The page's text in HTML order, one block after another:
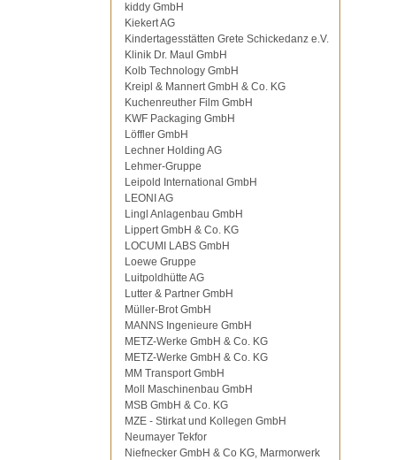
kiddy GmbH
Kiekert AG
Kindertagesstätten Grete Schickedanz e.V.
Klinik Dr. Maul GmbH
Kolb Technology GmbH
Kreipl & Mannert GmbH & Co. KG
Kuchenreuther Film GmbH
KWF Packaging GmbH
Löffler GmbH
Lechner Holding AG
Lehmer-Gruppe
Leipold International GmbH
LEONI AG
Lingl Anlagenbau GmbH
Lippert GmbH & Co. KG
LOCUMI LABS GmbH
Loewe Gruppe
Luitpoldhütte AG
Lutter & Partner GmbH
Müller-Brot GmbH
MANNS Ingenieure GmbH
METZ-Werke GmbH & Co. KG
METZ-Werke GmbH & Co. KG
MM Transport GmbH
Moll Maschinenbau GmbH
MSB GmbH & Co. KG
MZE - Stirkat und Kollegen GmbH
Neumayer Tekfor
Niefnecker GmbH & Co KG, Marmorwerk